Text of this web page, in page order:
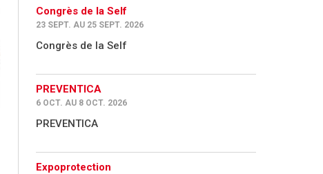
Congrès de la Self
23 SEPT. AU 25 SEPT. 2026
Congrès de la Self
PREVENTICA
6 OCT. AU 8 OCT. 2026
PREVENTICA
Expoprotection